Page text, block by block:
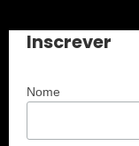
Inscrever
Nome